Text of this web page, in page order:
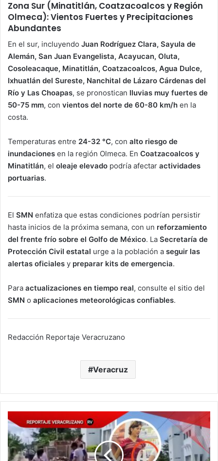
Zona Sur (Minatitlán, Coatzacoalcos y Región
Olmeca): Vientos Fuertes y Precipitaciones
Abundantes
En el sur, incluyendo Juan Rodríguez Clara, Sayula de
Alemán, San Juan Evangelista, Acayucan, Oluta,
Cosoleacaque, Minatitlán, Coatzacoalcos, Agua Dulce,
Ixhuatlán del Sureste, Nanchital de Lázaro Cárdenas del
Río y Las Choapas, se pronostican lluvias muy fuertes de
50-75 mm, con vientos del norte de 60-80 km/h en la
costa.
Temperaturas entre 24-32 °C, con alto riesgo de
inundaciones en la región Olmeca. En Coatzacoalcos y
Minatitlán, el oleaje elevado podría afectar actividades
portuarias.
El SMN enfatiza que estas condiciones podrían persistir
hasta inicios de la próxima semana, con un reforzamiento
del frente frío sobre el Golfo de México. La Secretaría de
Protección Civil estatal urge a la población a seguir las
alertas oficiales y preparar kits de emergencia.
Para actualizaciones en tiempo real, consulte el sitio del
SMN o aplicaciones meteorológicas confiables.
Redacción Reportaje Veracruzano
Veracruz
Álamo
enardecido:
Vecinos
arrojan
basura